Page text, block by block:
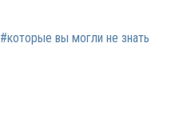
#которые вы могли не знать